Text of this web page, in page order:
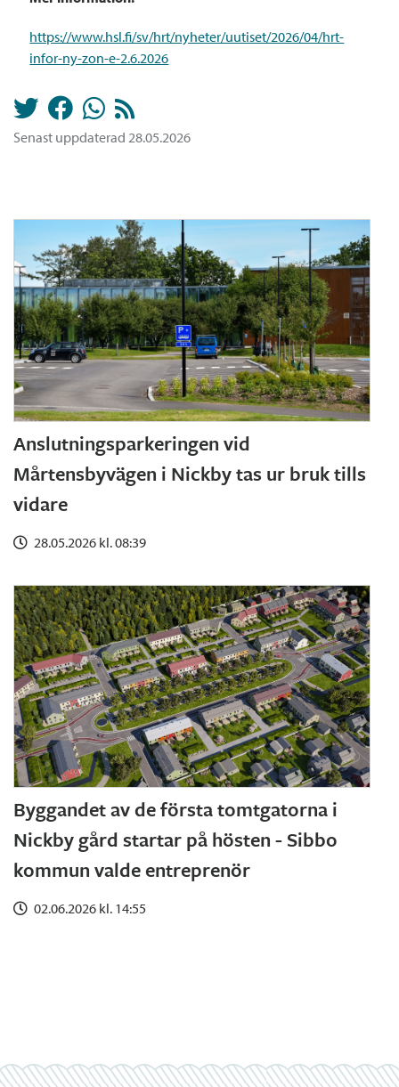
https://www.hsl.fi/sv/hrt/nyheter/uutiset/2026/04/hrt-
infor-ny-zon-e-2.6.2026
Senast uppdaterad 28.05.2026
Anslutningsparkeringen vid
Mårtensbyvägen i Nickby tas ur bruk tills
vidare
28.05.2026 kl. 08:39
Byggandet av de första tomtgatorna i
Nickby gård startar på hösten - Sibbo
kommun valde entreprenör
02.06.2026 kl. 14:55